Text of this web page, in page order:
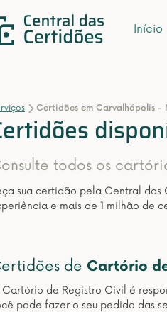
Início
Certidões em Carvalhópolis -
todos os
sua certidão pela Central das
e mais de 1 milhão de
de Cartório
Cartório de Registro Civil é
pode fazer o seu pedido das